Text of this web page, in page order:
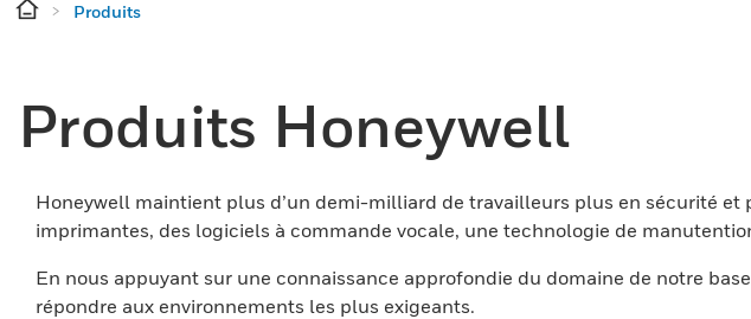
Produits
Produits Honeywell
Honeywell maintient plus d’un demi-milliard de travailleurs plus en sécurité
imprimantes, des logiciels à commande vocale, une technologie de
En nous appuyant sur une connaissance approfondie du domaine de notre
répondre aux environnements les plus exigeants.